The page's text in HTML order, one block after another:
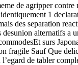
de agripper
1
des separation
alternatifs a
surs
fragile Sauf Que
l’egard de tabler